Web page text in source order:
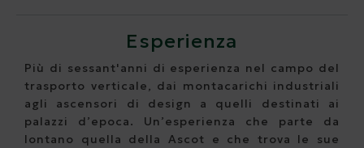
Esperienza
Più di sessant'anni di esperienza nel campo del
trasporto verticale, dai montacarichi industriali
agli ascensori di design a quelli destinati ai
palazzi d’epoca. Un’esperienza che parte da
lontano quella della Ascot e che trova le sue